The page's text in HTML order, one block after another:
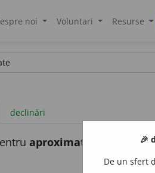
noi Voluntari Resurse
declinări
aproximativitate 🎉
De un sfert